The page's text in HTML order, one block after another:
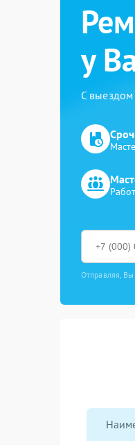
у
С выездом
Отправляя,